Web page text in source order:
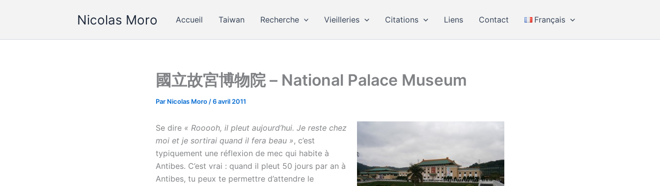
Nicolas Moro Accueil Taiwan Recherche Vieilleries Citations Liens Contact Français
國立故宮博物院 – National Palace Museum
Par Nicolas Moro /6 avril 2011
Se dire « Rooooh, il pleut aujourd’hui. Je reste chez
moi et je sortirai quand il fera beau », c’est
typiquement une réflexion de mec qui habite à
Antibes. C’est vrai : quand il pleut 50 jours par an à
Antibes, tu peux te permettre d’attendre le